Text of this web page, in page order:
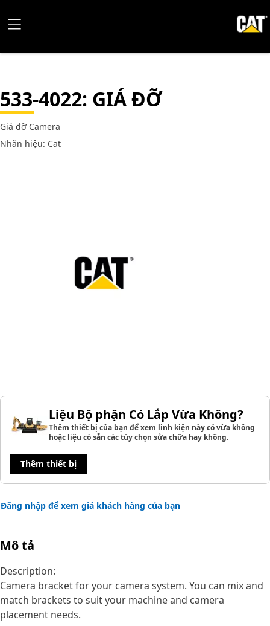
533-4022: GIÁ ĐỠ
Giá đỡ Camera
Nhãn hiệu: Cat
Liệu Bộ phận Có Lắp Vừa Không?
Thêm thiết bị của bạn để xem linh kiện này có vừa không
hoặc liệu có sẵn các tùy chọn sửa chữa hay không.
Thêm thiết bị
Đăng nhập để xem giá khách hàng của bạn
Mô tả
Description:
Camera bracket for your camera system. You can mix and
match brackets to suit your machine and camera
placement needs.